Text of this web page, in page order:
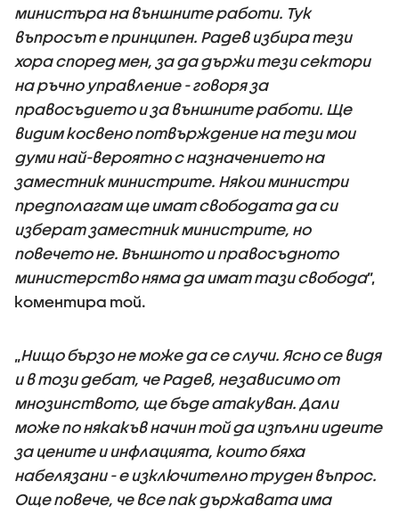
министъра на външните работи. Тук
въпросът е принципен. Радев избира тези
хора според мен, за да държи тези сектори
на ръчно управление - говоря за
правосъдието и за външните работи. Ще
видим косвено потвърждение на тези мои
думи най-вероятно с назначението на
заместник министрите. Някои министри
предполагам ще имат свободата да си
изберат заместник министрите, но
повечето не. Външното и правосъдното
министерство няма да имат тази свобода”,
коментира той.
„Нищо бързо не може да се случи. Ясно се видя
и в този дебат, че Радев, независимо от
мнозинството, ще бъде атакуван. Дали
може по някакъв начин той да изпълни идеите
за цените и инфлацията, които бяха
набелязани - е изключително труден въпрос.
Още повече, че все пак държавата има